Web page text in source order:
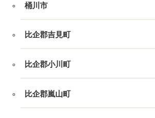
桶川市
比企郡吉見町
比企郡小川町
比企郡嵐山町